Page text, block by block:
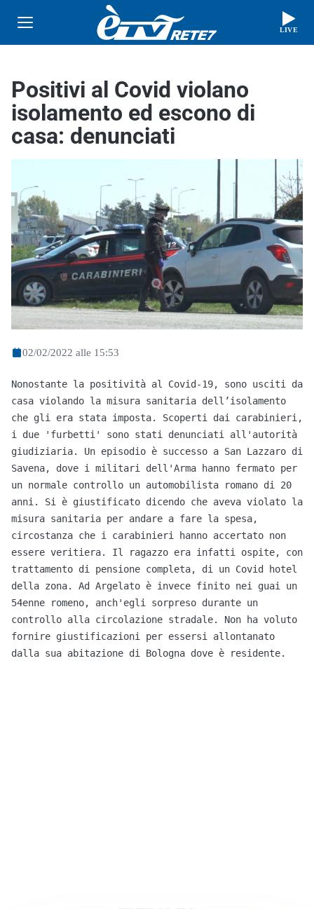
LIVE
Positivi al Covid violano
isolamento ed escono di
casa: denunciati
02/02/2022 alle 15:53
Nonostante la positività al Covid-19, sono usciti da
casa violando la misura sanitaria dell’isolamento
che gli era stata imposta. Scoperti dai carabinieri,
i due 'furbetti' sono stati denunciati all'autorità
giudiziaria. Un episodio è successo a San Lazzaro di
Savena, dove i militari dell'Arma hanno fermato per
un normale controllo un automobilista romano di 20
anni. Si è giustificato dicendo che aveva violato la
misura sanitaria per andare a fare la spesa,
circostanza che i carabinieri hanno accertato non
essere veritiera. Il ragazzo era infatti ospite, con
trattamento di pensione completa, di un Covid hotel
della zona. Ad Argelato è invece finito nei guai un
54enne romeno, anch'egli sorpreso durante un
controllo alla circolazione stradale. Non ha voluto
fornire giustificazioni per essersi allontanato
dalla sua abitazione di Bologna dove è residente.